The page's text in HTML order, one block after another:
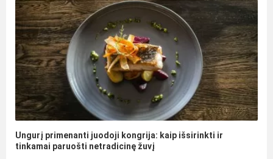
Ungurį primenanti juodoji kongrija: kaip išsirinkti ir
tinkamai paruošti netradicinę žuvį